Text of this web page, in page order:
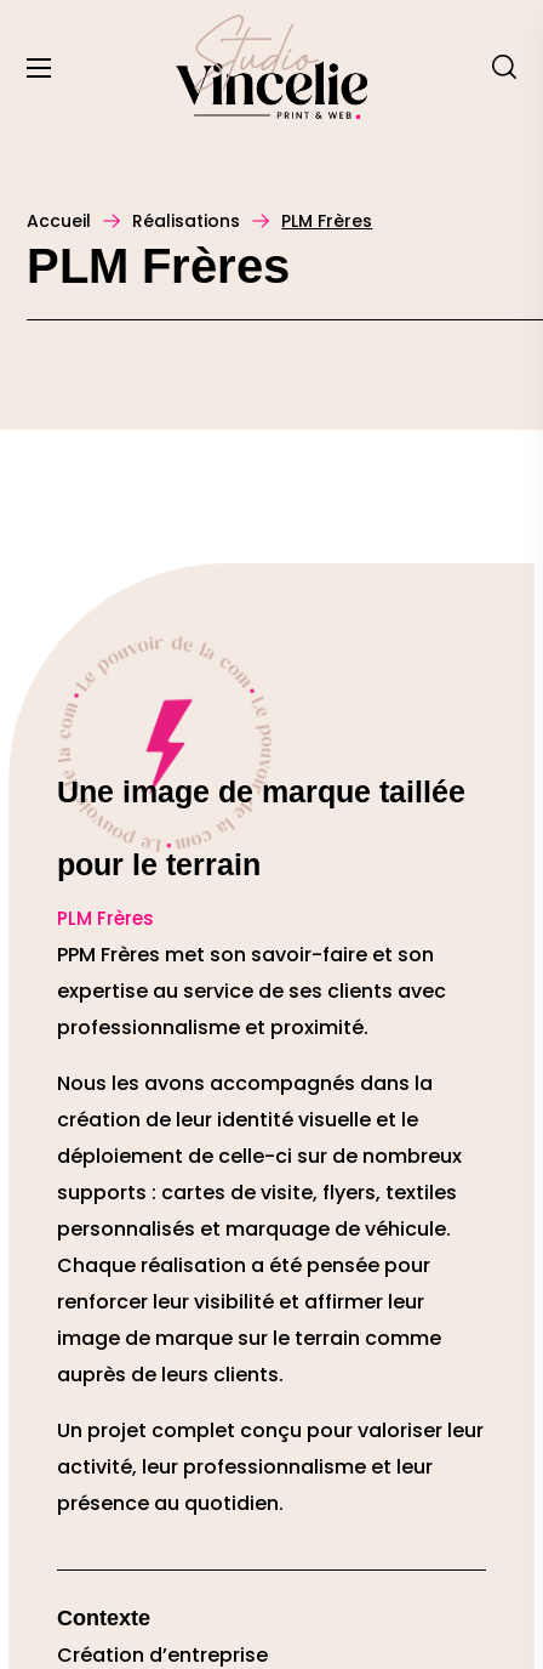
Accueil Réalisations PLM Frères
PLM Frères
Une image de marque taillée
pour le terrain
PLM Frères
PPM Frères met son savoir-faire et son
expertise au service de ses clients avec
professionnalisme et proximité.
Nous les avons accompagnés dans la
création de leur identité visuelle et le
déploiement de celle-ci sur de nombreux
supports : cartes de visite, flyers, textiles
personnalisés et marquage de véhicule.
Chaque réalisation a été pensée pour
renforcer leur visibilité et affirmer leur
image de marque sur le terrain comme
auprès de leurs clients.
Un projet complet conçu pour valoriser leur
activité, leur professionnalisme et leur
présence au quotidien.
Contexte
Création d’entreprise